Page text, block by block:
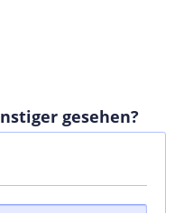
gesehen?